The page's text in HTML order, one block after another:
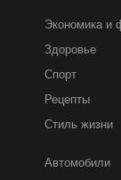
Экономика и
Здоровье
Спорт
Рецепты
Стиль жизни
Автомобили